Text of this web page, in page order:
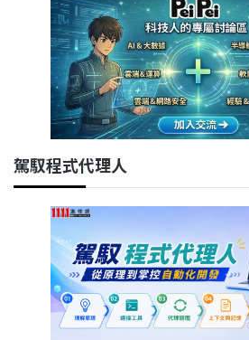
駕馭程式代理人